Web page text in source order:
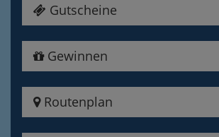
Gutscheine
Gewinnen
Routenplan